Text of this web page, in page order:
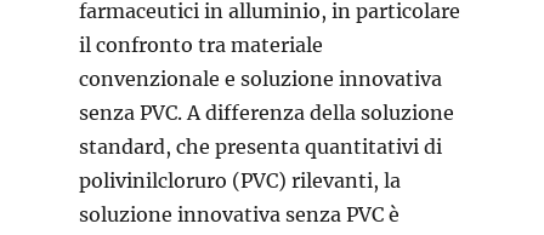
farmaceutici in alluminio, in particolare
il confronto tra materiale
convenzionale e soluzione innovativa
senza PVC. A differenza della soluzione
standard, che presenta quantitativi di
polivinilcloruro (PVC) rilevanti, la
soluzione innovativa senza PVC è